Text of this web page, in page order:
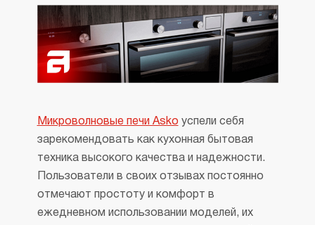
Уход за бельем
Asko Professional
Микроволновые печи Asko успели себя
зарекомендовать как кухонная бытовая
техника высокого качества и надежности.
Пользователи в своих отзывах постоянно
отмечают простоту и комфорт в
ежедневном использовании моделей, их